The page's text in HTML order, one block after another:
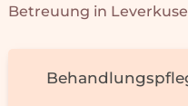
Betreuung in